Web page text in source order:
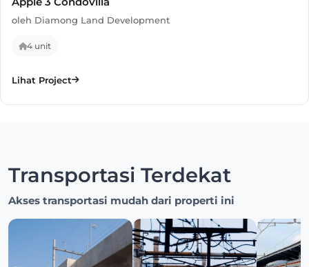
oleh Diamong Land Development
4 unit
Lihat Project
Transportasi Terdekat
Akses transportasi mudah dari properti ini